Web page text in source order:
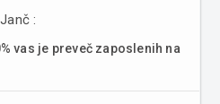
:
vas je preveč zaposlenih na